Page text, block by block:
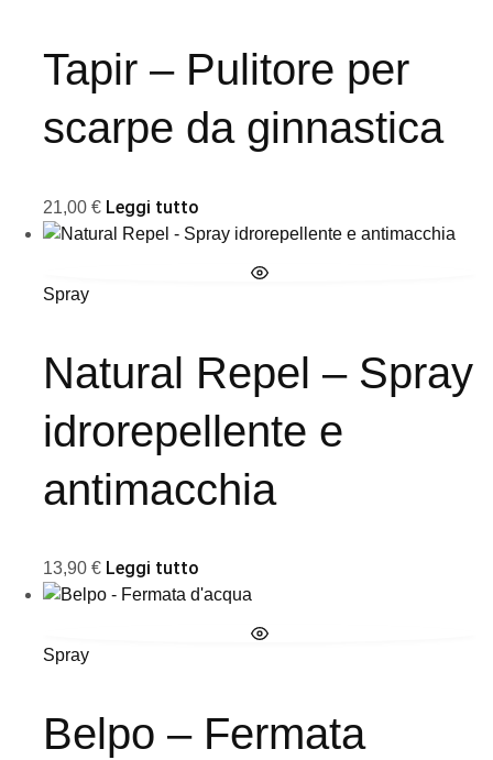
Tapir – Pulitore per
scarpe da ginnastica
21,00 € Leggi tutto
Spray
Natural Repel – Spray
idrorepellente e
antimacchia
13,90 € Leggi tutto
Spray
Belpo – Fermata